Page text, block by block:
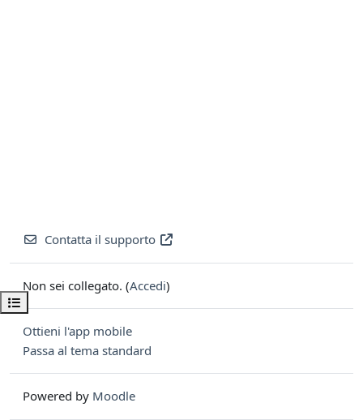
Apri indice del corso
Contatta il supporto
Non sei collegato. (Accedi)
Ottieni l'app mobile
Passa al tema standard
Powered by Moodle